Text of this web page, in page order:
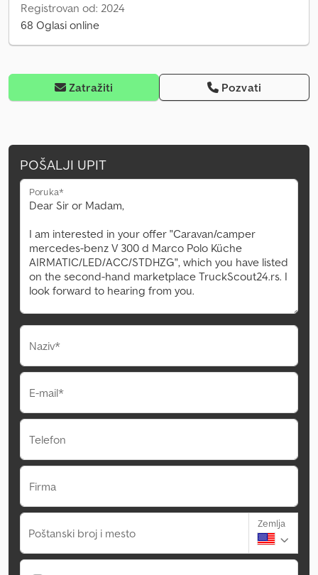
Registrovan od: 2024
68 Oglasi online
Zatražiti Pozvati
POŠALJI UPIT
Poruka*
Naziv*
E-mail*
Telefon
Firma
Poštanski broj i mesto
Zemlja